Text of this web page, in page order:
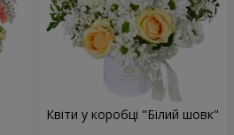
Квіти у коробці "Білий шовк"